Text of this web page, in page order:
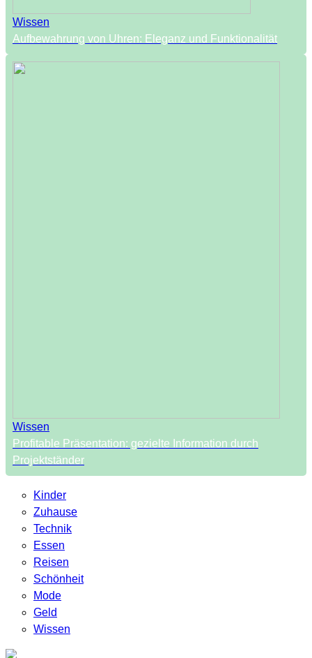
Wissen
Aufbewahrung von Uhren: Eleganz und Funktionalität
Wissen
Profitable Präsentation: gezielte Information durch
Projektständer
Kinder
Zuhause
Technik
Essen
Reisen
Schönheit
Mode
Geld
Wissen